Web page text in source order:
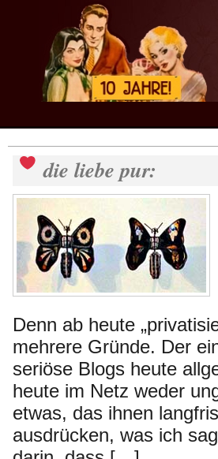
die liebe pur:
Denn ab heute
mehrere Gründe. Der
seriöse Blogs heute
heute im Netz weder
etwas, das ihnen
ausdrücken, was ich